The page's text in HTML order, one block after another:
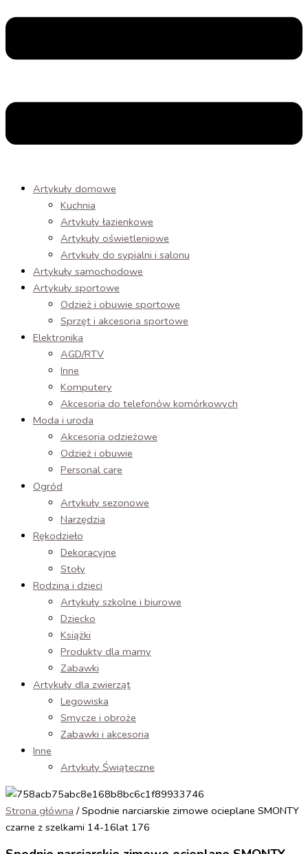
Artykuły domowe
Kuchnia
Artykuły łazienkowe
Artykuły oświetleniowe
Artykuły do sypialni i salonu
Artykuły samochodowe
Artykuły sportowe
Odzież i obuwie sportowe
Sprzęt i akcesoria sportowe
Elektronika
AGD/RTV
Inne
Komputery
Akcesoria do telefonów komórkowych
Moda i uroda
Akcesoria odzieżowe
Odzież i obuwie
Personal care
Ogród
Artykuły sezonowe
Narzędzia
Rękodzieło
Dekoracyjne
Stoły
Rodzina i dzieci
Artykuły szkolne i biurowe
Dziecko
Książki
Produkty dla mamy
Zabawki
Artykuły dla zwierząt
Legowiska
Smycze i obroże
Zabawki i akcesoria
Inne
Artykuły Świąteczne
Strona główna / Spodnie narciarskie zimowe ocieplane SMONTY
czarne z szelkami 14-16lat 176